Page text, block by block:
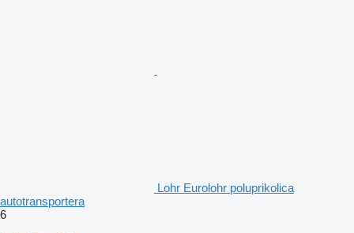
Lohr Eurolohr poluprikolica
autotransportera
6